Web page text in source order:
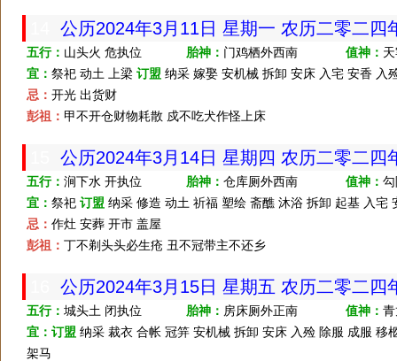
公历2024年3月11日 星期一 农历二零二
五行： 山头火 危执位 胎神： 门鸡栖外西南 值神：
宜： 祭祀 动土 上梁 订盟 纳采 嫁娶 安机械 拆卸 安床 入宅 安香 入
忌： 开光 出货财
彭祖： 甲不开仓财物耗散 戍不吃犬作怪上床
公历2024年3月14日 星期四 农历二零二
五行： 涧下水 开执位 胎神： 仓库厕外西南 值神：
宜： 祭祀 订盟 纳采 修造 动土 祈福 塑绘 斋醮 沐浴 拆卸 起基 入
忌： 作灶 安葬 开市 盖屋
彭祖： 丁不剃头头必生疮 丑不冠带主不还乡
公历2024年3月15日 星期五 农历二零二
五行： 城头土 闭执位 胎神： 房床厕外正南 值神：
宜： 订盟 纳采 裁衣 合帐 冠笄 安机械 拆卸 安床 入殓 除服 成服
架马